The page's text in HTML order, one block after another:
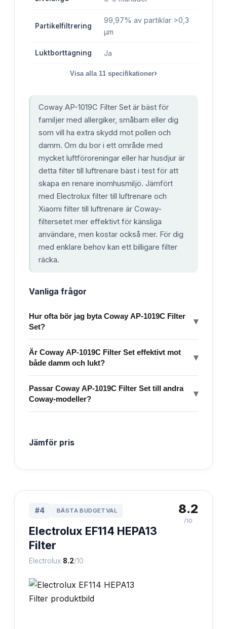
Partikelfiltrering
99,97% av partiklar >0,3
µm
Luktborttagning Ja
Visa alla 11 specifikationer›
Coway AP-1019C Filter Set är bäst för
familjer med allergiker, småbarn eller dig
som vill ha extra skydd mot pollen och
damm. Om du bor i ett område med
mycket luftföroreningar eller har husdjur är
detta filter till luftrenare bäst i test för att
skapa en renare inomhusmiljö. Jämfört
med Electrolux filter till luftrenare och
Xiaomi filter till luftrenare är Coway-
filtersetet mer effektivt för känsliga
användare, men kostar också mer. För dig
med enklare behov kan ett billigare filter
räcka.
Vanliga frågor
Hur ofta bör jag byta Coway AP-1019C Filter
Set?
▾
Är Coway AP-1019C Filter Set effektivt mot
både damm och lukt?
▾
Passar Coway AP-1019C Filter Set till andra
Coway-modeller?
▾
Jämför pris
#4 BÄSTA BUDGETVAL
Electrolux EF114 HEPA13
Filter
Electrolux·8.2/10
8.2
/10